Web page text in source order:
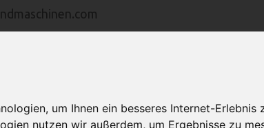
um Ihnen ein besseres Internet-Erlebnis
nutzen wir außerdem, um Ergebnisse zu